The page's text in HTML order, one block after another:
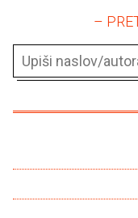
–